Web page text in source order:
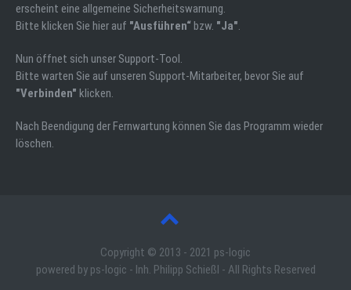
erscheint eine allgemeine Sicherheitswarnung.
Bitte klicken Sie hier auf "Ausführen“bzw. "Ja".
Nun öffnet sich unser Support-Tool.
Bitte warten Sie auf unseren Support-Mitarbeiter, bevor Sie auf
"Verbinden" klicken.
Nach Beendigung der Fernwartung können Sie das Programm wieder
löschen.
Copyright © 2013 - 2021 ps-logic
powered by ps-logic - Inh. Philipp Schießl - All Rights Reserved